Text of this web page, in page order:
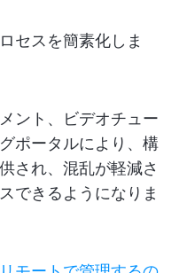
セスを簡素化しま
ント、ビデオチュー
ポータルにより、構
され、混乱が軽減さ
できるようになりま